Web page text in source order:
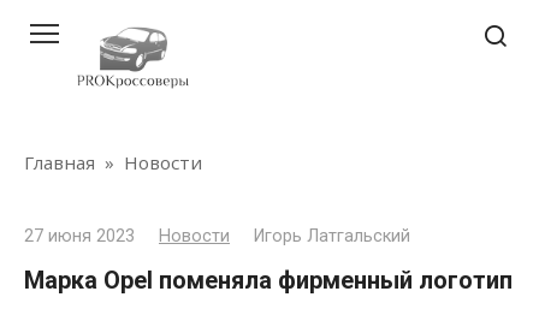
контенту
Главная » Новости
27 июня 2023 Новости Игорь Латгальский
Марка Opel поменяла фирменный логотип